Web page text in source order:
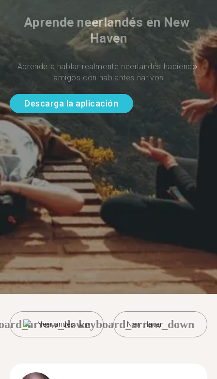
Aprende neerlandés en New
Haven
Aprende a hablar realmente neerlandés haciendo
amigos con hablantes nativos
Descarga la aplicación
Neerlandés New Haven
keyboard_arrow_down